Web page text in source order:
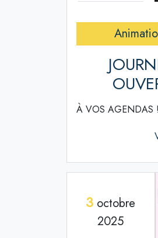
À VOS AGENDAS !
3 octobre
2025